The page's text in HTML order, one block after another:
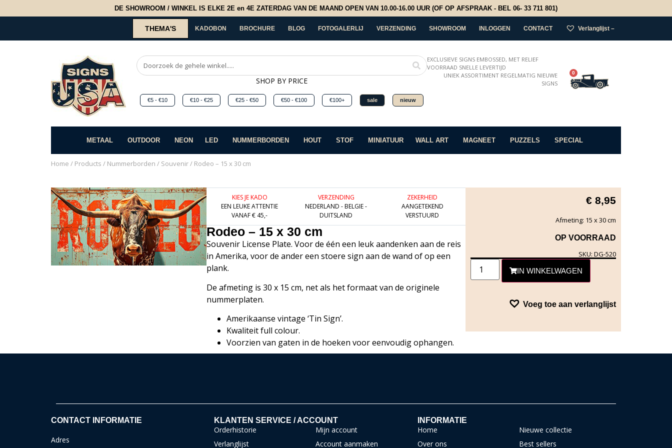
DE SHOWROOM / WINKEL IS ELKE 2E en 4E ZATERDAG VAN DE MAAND OPEN VAN 10.00-16.00 UUR (OF OP AFSPRAAK - BEL 06- 33 711 801)
THEMA'S KADOBON BROCHURE BLOG FOTOGALERLIJ VERZENDING SHOWROOM INLOGGEN CONTACT Verlanglijst –
SHOP BY PRICE
€5 - €10 €10 - €25 €25 - €50 €50 - €100 €100+ sale nieuw
EXCLUSIEVE SIGNS EMBOSSED, MET RELIEF
VOORRAAD SNELLE LEVERTIJD
UNIEK ASSORTIMENT REGELMATIG NIEUWE
SIGNS
0
METAAL OUTDOOR NEON LED NUMMERBORDEN HOUT STOF MINIATUUR WALL ART MAGNEET PUZZELS SPECIAL
Home / Products / Nummerborden / Souvenir/ Rodeo – 15 x 30 cm
KIES JE KADO
EEN LEUKE ATTENTIE
VANAF € 45,-
VERZENDING
NEDERLAND - BELGIE -
DUITSLAND
ZEKERHEID
AANGETEKEND
VERSTUURD
Rodeo – 15 x 30 cm
Souvenir License Plate. Voor de één een leuk aandenken aan de reis
in Amerika, voor de ander een stoere sign aan de wand of op een
plank.
De afmeting is 30 x 15 cm, net als het formaat van de originele
nummerplaten.
Amerikaanse vintage ‘Tin Sign’.
Kwaliteit full colour.
Voorzien van gaten in de hoeken voor eenvoudig ophangen.
€ 8,95
Afmeting: 15 x 30 cm
OP VOORRAAD
SKU: DG-520
IN WINKELWAGEN
Voeg toe aan verlanglijst
CONTACT INFORMATIE
Adres
KLANTEN SERVICE / ACCOUNT
Orderhistorie
Verlanglijst
Mijn account
Account aanmaken
INFORMATIE
Home
Over ons
Nieuwe collectie
Best sellers